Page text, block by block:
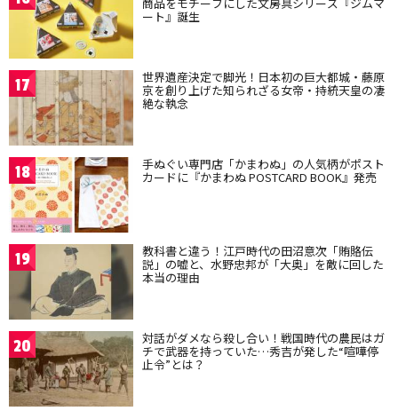
ート』誕生
17 世界遺産決定で脚光！日本初の巨大都城・藤原
京を創り上げた知られざる女帝・持統天皇の凄
絶な執念
18 手ぬぐい専門店「かまわぬ」の人気柄がポスト
カードに『かまわぬ POSTCARD BOOK』発売
19 教科書と違う！江戸時代の田沼意次「賄賂伝
説」の嘘と、水野忠邦が「大奥」を敵に回した
本当の理由
20 対話がダメなら殺し合い！戦国時代の農民はガ
チで武器を持っていた…秀吉が発した“喧嘩停
止令”とは？